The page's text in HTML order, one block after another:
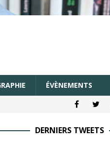
ÉVÈNEMENTS
DERNIERS TWEETS